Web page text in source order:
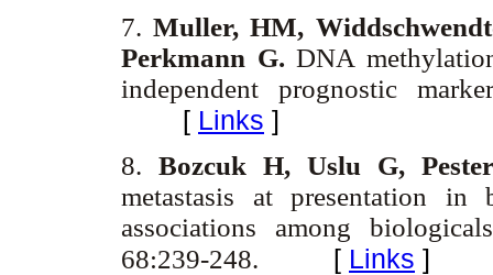
7.Muller, HM,
Perkmann G. DNA
independent prognostic
[ Links ]
8. Bozcuk H, Uslu G,
metastasis at presentation in
associations among
68:239-248.
[ Links ]